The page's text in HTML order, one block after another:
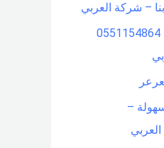
شركة تنظيف بحائل – 0551154864
–